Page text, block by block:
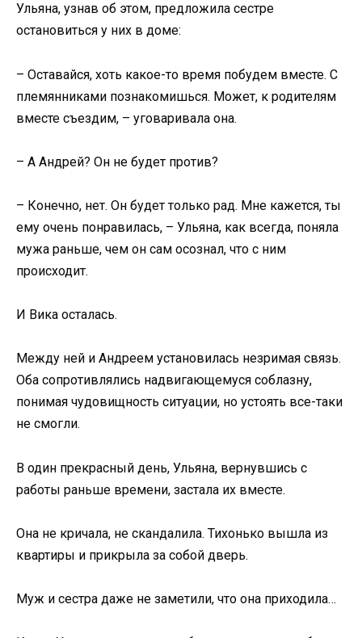
Ульяна, узнав об этом, предложила сестре
остановиться у них в доме:
– Оставайся, хоть какое-то время побудем вместе. С
племянниками познакомишься. Может, к родителям
вместе съездим, – уговаривала она.
– А Андрей? Он не будет против?
– Конечно, нет. Он будет только рад. Мне кажется, ты
ему очень понравилась, – Ульяна, как всегда, поняла
мужа раньше, чем он сам осознал, что с ним
происходит.
И Вика осталась.
Между ней и Андреем установилась незримая связь.
Оба сопротивлялись надвигающемуся соблазну,
понимая чудовищность ситуации, но устоять все-таки
не смогли.
В один прекрасный день, Ульяна, вернувшись с
работы раньше времени, застала их вместе.
Она не кричала, не скандалила. Тихонько вышла из
квартиры и прикрыла за собой дверь.
Муж и сестра даже не заметили, что она приходила…